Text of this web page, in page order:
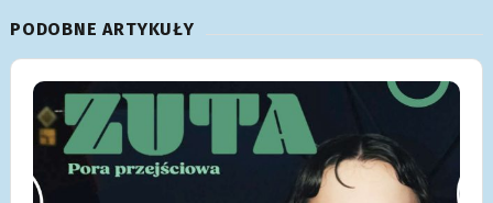
PODOBNE ARTYKUŁY